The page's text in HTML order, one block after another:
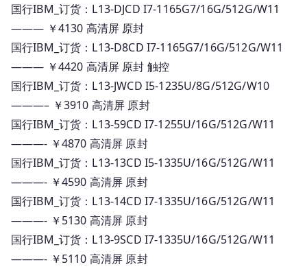
货
全
系
列
报
价
国行IBM_订货：L13-DJCD I7-1165G7/16G/512G/W11
——— ￥4130 高清屏 原封
国行IBM_订货：L13-D8CD I7-1165G7/16G/512G/W11
——— ￥4420 高清屏 原封 触控
国行IBM_订货：L13-JWCD I5-1235U/8G/512G/W10
———– ￥3910 高清屏 原封
国行IBM_订货：L13-59CD I7-1255U/16G/512G/W11
———- ￥4870 高清屏 原封
国行IBM_订货：L13-13CD I5-1335U/16G/512G/W11
———- ￥4590 高清屏 原封
国行IBM_订货：L13-14CD I7-1335U/16G/512G/W11
———- ￥5130 高清屏 原封
国行IBM_订货：L13-9SCD I7-1335U/16G/512G/W11
———- ￥5110 高清屏 原封